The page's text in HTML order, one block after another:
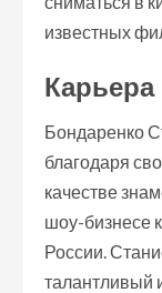
известных
Карьера
Бондаренко
благодаря
качестве
шоу-бизнесе
России.
талантливый